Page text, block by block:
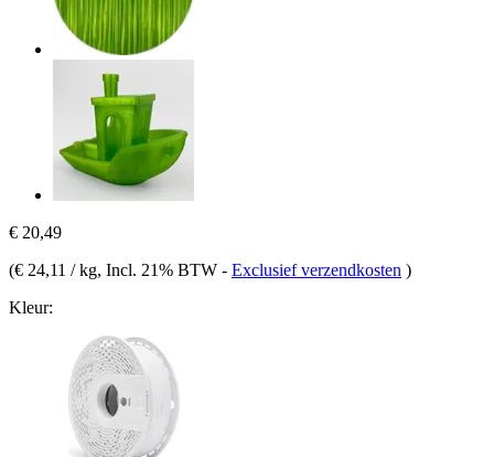
€ 20,49
(€ 24,11 / kg, Incl. 21% BTW - Exclusief verzendkosten )
Kleur: